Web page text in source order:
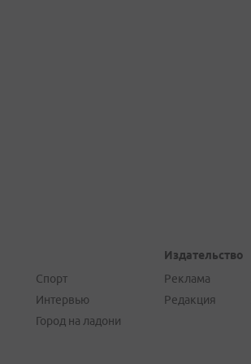
Спорт
Интервью
Город на ладони
Издательство
Реклама
Редакция